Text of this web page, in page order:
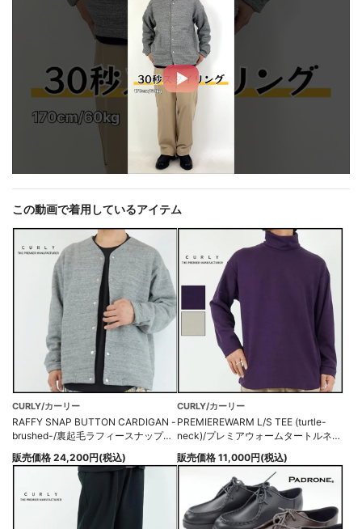
この動画で着用しているアイテム
CURLY/カーリー
RAFFY SNAP BUTTON CARDIGAN -
brushed-/裏起毛ラフィースナップボ
販売価格 24,200円(税込)
CURLY/カーリー
PREMIEREWARM L/S TEE (turtle-
neck)/プレミアウォームタートルネッ
販売価格 11,000円(税込)